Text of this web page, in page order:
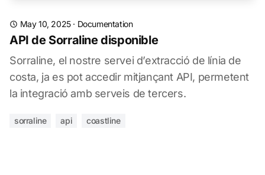
May 10, 2025· Documentation
API de Sorraline disponible
Sorraline, el nostre servei d’extracció de línia de
costa, ja es pot accedir mitjançant API, permetent
la integració amb serveis de tercers.
sorraline api coastline